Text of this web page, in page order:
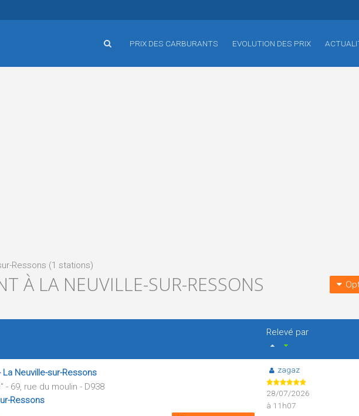
PRIX DES CARBURANTS EVOLUTION DES PRIX
Ressons (1 stations)
À LA NEUVILLE-SUR-RESSONS
Relevé par
Neuville-sur-Ressons
- 69, rue du moulin - D938
Ressons
zagaz
28/07/2026
à 11h07